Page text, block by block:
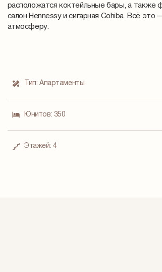
расположатся коктейльные бары, а
салон Hennessy и сигарная Cohiba. Всё
атмосферу.
Тип:Апартаменты
Юнитов: 350
Этажей: 4